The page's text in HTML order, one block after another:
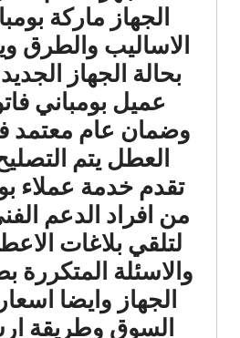
الجهاز ماركة
الاساليب والطرق
بحالة الجهاز
عميل بومباني
وضمان عام معتمد
العطل يتم
تقدم خدمة عملاء
من افراد الدعم
لتلقي بلاغات
والاسئلة المتكررة
الجهاز وايضا
السوق وطريقة